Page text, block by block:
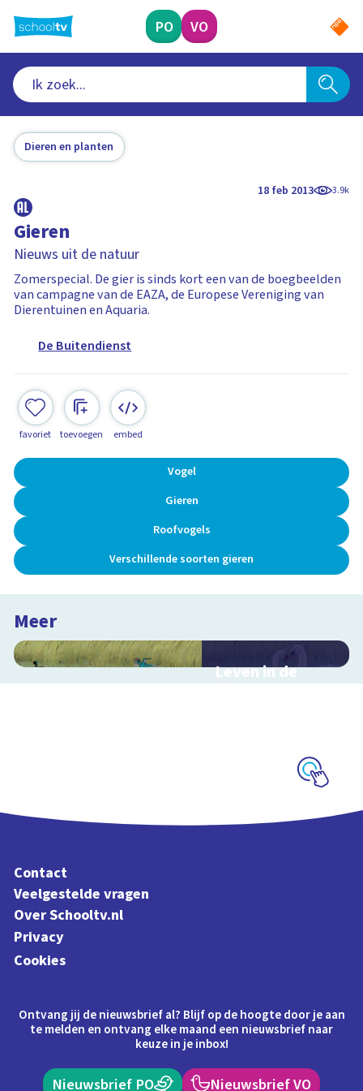
naar
hoofdinhoud
PO VO
Dieren en planten
18 feb 2013 3.9k
Gieren
Nieuws uit de natuur
Zomerspecial. De gier is sinds kort een van de boegbeelden
van campagne van de EAZA, de Europese Vereniging van
Dierentuinen en Aquaria.
De Buitendienst
favoriet toevoegen embed
Vogel
Gieren
Roofvogels
Verschillende soorten gieren
Meer
Leven in de
sloot
Contact
Veelgestelde vragen
Over Schooltv.nl
Privacy
Cookies
Ontvang jij de nieuwsbrief al? Blijf op de hoogte door je aan
te melden en ontvang elke maand een nieuwsbrief naar
keuze in je inbox!
Nieuwsbrief PO Nieuwsbrief VO